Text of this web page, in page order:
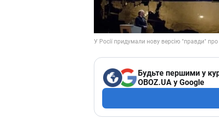
Будьте першими у
OBOZ.UA у Google